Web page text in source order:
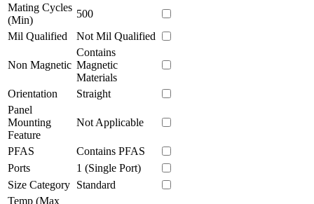
Mating Cycles
(Min)
500
Mil Qualified
Not Mil Qualified
Non Magnetic
Contains
Magnetic
Materials
Orientation
Straight
Panel
Mounting
Feature
Not Applicable
PFAS
Contains PFAS
Ports
1 (Single Port)
Size Category Standard
Temp (Max